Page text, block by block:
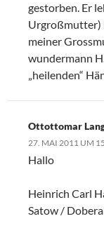
gestorben. Er
Urgroßmutter)
meiner
wundermann
„heilenden“
Ottottomar
27. MAI 2011 UM
Hallo
Heinrich Carl
Satow /